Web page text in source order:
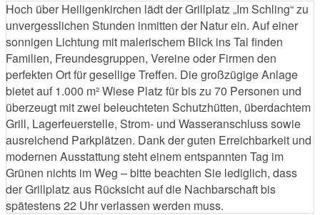
Hoch über Heiligenkirchen lädt der Grillplatz „Im Schling“ zu
unvergesslichen Stunden inmitten der Natur ein. Auf einer
sonnigen Lichtung mit malerischem Blick ins Tal finden
Familien, Freundesgruppen, Vereine oder Firmen den
perfekten Ort für gesellige Treffen. Die großzügige Anlage
bietet auf 1.000 m² Wiese Platz für bis zu 70 Personen und
überzeugt mit zwei beleuchteten Schutzhütten, überdachtem
Grill, Lagerfeuerstelle, Strom- und Wasseranschluss sowie
ausreichend Parkplätzen. Dank der guten Erreichbarkeit und
modernen Ausstattung steht einem entspannten Tag im
Grünen nichts im Weg – bitte beachten Sie lediglich, dass
der Grillplatz aus Rücksicht auf die Nachbarschaft bis
spätestens 22 Uhr verlassen werden muss.